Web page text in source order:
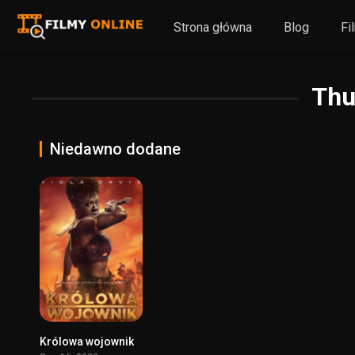
Strona główna Blog
Niedawno dodane
6.9
Królowa wojownik